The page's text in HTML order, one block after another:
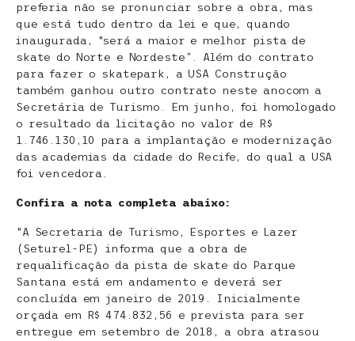
preferia não se pronunciar sobre a obra, mas
que está tudo dentro da lei e que, quando
inaugurada, “será a maior e melhor pista de
skate do Norte e Nordeste”. Além do contrato
para fazer o skatepark, a USA Construção
também ganhou outro contrato neste anocom a
Secretária de Turismo. Em junho, foi homologado
o resultado da licitação no valor de R$
1.746.130,10 para a implantação e modernização
das academias da cidade do Recife, do qual a USA
foi vencedora.
Confira a nota completa abaixo:
“A Secretaria de Turismo, Esportes e Lazer
(Seturel-PE) informa que a obra de
requalificação da pista de skate do Parque
Santana está em andamento e deverá ser
concluída em janeiro de 2019. Inicialmente
orçada em R$ 474.832,56 e prevista para ser
entregue em setembro de 2018, a obra atrasou